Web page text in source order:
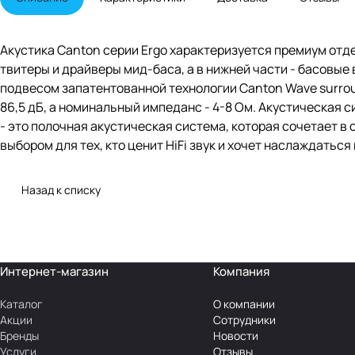
Акустика Canton серии Ergo характеризуется премиум
твитеры и драйверы мид-баса, а в нижней части -
подвесом запатентованной технологии Canton Wave
86,5 дБ, а номинальный импеданс - 4-8 Ом. Акустическая
- это полочная акустическая система, которая сочетает
выбором для тех, кто ценит HiFi звук и хочет
Назад к списку
Интернет-магазин
Каталог
Акции
Бренды
Услуги
Компания
О компании
Сотрудники
Новости
Отзывы